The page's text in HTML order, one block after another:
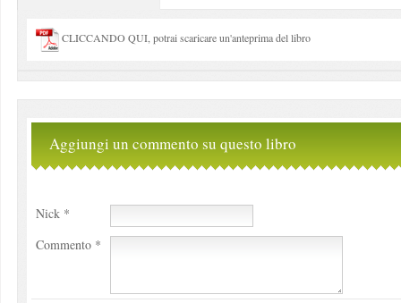
CLICCANDO QUI, potrai scaricare un'anteprima del libro
Aggiungi un commento su questo libro
Nick *
Commento *